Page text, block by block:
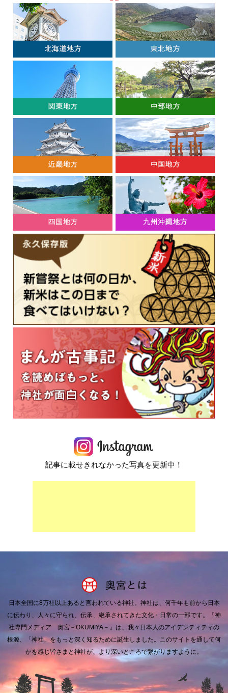
記事に載せきれなかった写真を更新中！
日本全国に8万社以上あると言われている神社。 神社は、何千年も前から日本
に伝わり、人々に守られ、伝承、継承されてきた文化・日常の一部です。
「神
社専門メディア 奥宮－OKUMIYA－」は、我々日本人のアイデンティティの
根源、「神社」をもっと深く知るために誕生しました。 このサイトを通して何
かを感じ皆さまと神社が、より深いところで繋がりますように。